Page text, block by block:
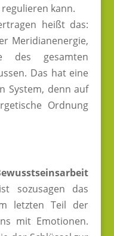
kann.
heißt das:
Meridianenergie,
des gesamten
Das hat eine
System, denn auf
Ordnung
sozusagen das
letzten Teil der
mit Emotionen.